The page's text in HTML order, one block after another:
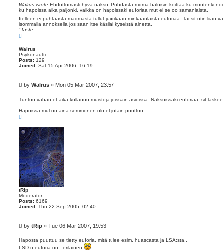
s
t
Walrus wrote:Ehdottomasti hyvä naksu. Puhdasta mdma haluisin koittaa ku muutenki
ku hapoissa aika paljonki, vaikka on hapoissaki euforiaa mut ei se oo samanlaista.
Itelleen ei puhtaasta madmasta tullut juurikaan minkäänlaista euforiaa. Tai sit otin liian
isommalla annoksella jos saan itse käsiini kyseistä ainetta.
"Taste
Walrus
Psykonautti
Posts: 129
Joined: Sat 15 Apr 2006, 16:19
P
s
by Walrus » Mon 05 Mar 2007, 23:57
Tuntuu vähän et aika kullannu muistoja joissain asioissa. Naksuissaki euforiaa, sit
Hapoissa mul on aina semmonen olo et jotain puuttuu.
p
tRip
Moderator
Posts: 6169
Joined: Thu 22 Sep 2005, 02:40
P
s
t
by tRip » Tue 06 Mar 2007, 19:53
Haposta puuttuu se tietty euforia, mitä tulee esim. huascasta ja LSA:sta..
LSD:n euforia on.. erilainen